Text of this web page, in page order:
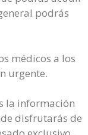
podrás
médicos a los
urgente.
la información
disfrutarás de